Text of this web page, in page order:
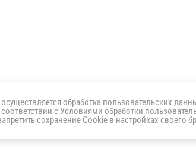
осуществляется обработка пользовательских
с Условиями обработки
сохранение Cookie в настройках своего